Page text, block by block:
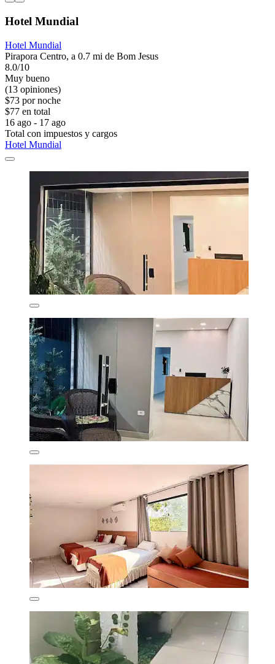
Hotel Mundial
Hotel Mundial
Pirapora Centro, a 0.7 mi de Bom Jesus
8.0/10
Muy bueno
(13 opiniones)
$73 por noche
$77 en total
16 ago - 17 ago
Total con impuestos y cargos
Hotel Mundial